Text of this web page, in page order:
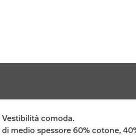
Vestibilità comoda.
di medio spessore 60% cotone,